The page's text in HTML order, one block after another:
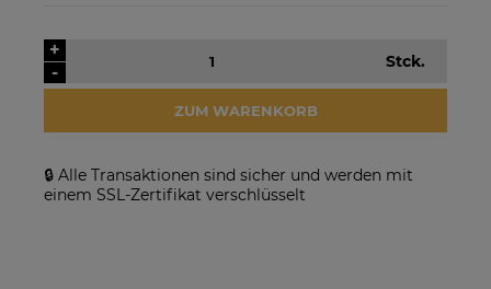
VERFÜGBARKEIT DER
-
+
Stck.
ZUM WARENKORB
🔒 Alle Transaktionen sind sicher und werden mit
einem SSL-Zertifikat verschlüsselt